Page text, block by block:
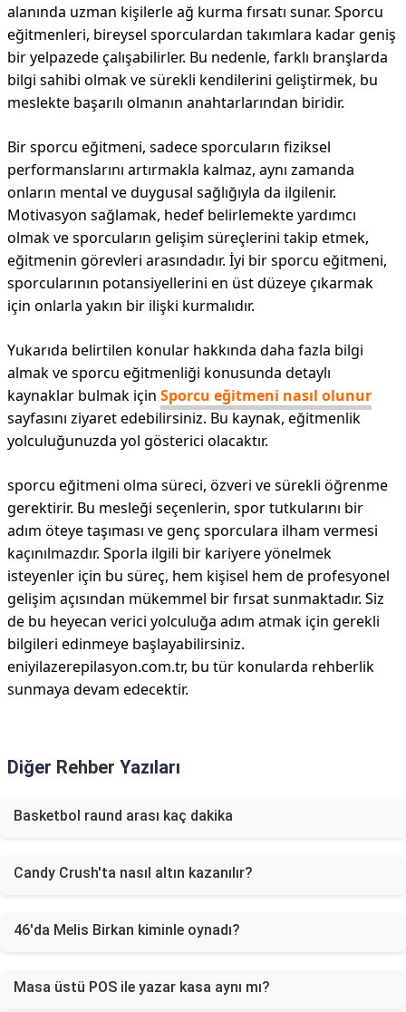
alanında uzman kişilerle ağ kurma fırsatı sunar. Sporcu
eğitmenleri, bireysel sporculardan takımlara kadar geniş
bir yelpazede çalışabilirler. Bu nedenle, farklı branşlarda
bilgi sahibi olmak ve sürekli kendilerini geliştirmek, bu
meslekte başarılı olmanın anahtarlarından biridir.
Bir sporcu eğitmeni, sadece sporcuların fiziksel
performanslarını artırmakla kalmaz, aynı zamanda
onların mental ve duygusal sağlığıyla da ilgilenir.
Motivasyon sağlamak, hedef belirlemekte yardımcı
olmak ve sporcuların gelişim süreçlerini takip etmek,
eğitmenin görevleri arasındadır. İyi bir sporcu eğitmeni,
sporcularının potansiyellerini en üst düzeye çıkarmak
için onlarla yakın bir ilişki kurmalıdır.
Yukarıda belirtilen konular hakkında daha fazla bilgi
almak ve sporcu eğitmenliği konusunda detaylı
kaynaklar bulmak için Sporcu eğitmeni nasıl olunur
sayfasını ziyaret edebilirsiniz. Bu kaynak, eğitmenlik
yolculuğunuzda yol gösterici olacaktır.
sporcu eğitmeni olma süreci, özveri ve sürekli öğrenme
gerektirir. Bu mesleği seçenlerin, spor tutkularını bir
adım öteye taşıması ve genç sporculara ilham vermesi
kaçınılmazdır. Sporla ilgili bir kariyere yönelmek
isteyenler için bu süreç, hem kişisel hem de profesyonel
gelişim açısından mükemmel bir fırsat sunmaktadır. Siz
de bu heyecan verici yolculuğa adım atmak için gerekli
bilgileri edinmeye başlayabilirsiniz.
eniyilazerepilasyon.com.tr, bu tür konularda rehberlik
sunmaya devam edecektir.
Diğer Rehber Yazıları
Basketbol raund arası kaç dakika
Candy Crush'ta nasıl altın kazanılır?
46'da Melis Birkan kiminle oynadı?
Masa üstü POS ile yazar kasa aynı mı?